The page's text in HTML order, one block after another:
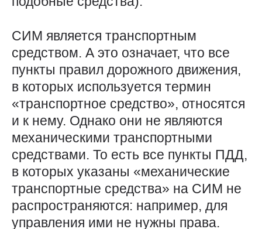
СИМ является транспортным
средством. А это означает, что все
пункты правил дорожного движения,
в которых используется термин
«транспортное средство», относятся
и к нему. Однако они не являются
механическими транспортными
средствами. То есть все пункты ПДД,
в которых указаны «механические
транспортные средства» на СИМ не
распространяются: например, для
управления ими не нужны права.